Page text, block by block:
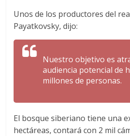
Unos de los productores del
Payatkovsky, dijo:
Nuestro objetivo es
audiencia potencial de
millones de personas.
El bosque siberiano tiene una
hectáreas, contará con 2 mil